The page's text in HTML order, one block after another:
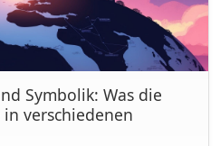
Symbolik: Was die
verschiedenen